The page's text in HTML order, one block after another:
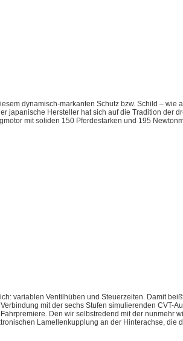
dynamisch-markanten Schutz bzw. Schild – wie
japanische Hersteller hat sich auf die Tradition der
mit soliden 150 Pferdestärken und 195
variablen Ventilhüben und Steuerzeiten. Damit
mit der sechs Stufen simulierenden CVT-
Den wir selbstredend mit der nunmehr
Lamellenkupplung an der Hinterachse, die